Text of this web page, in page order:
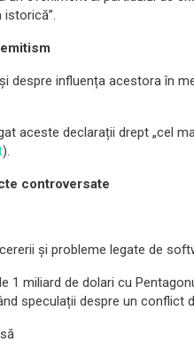
istorică”.
despre influența acestora în
aceste declarații drept „cel
).
controversate
și probleme legate de
1 miliard de dolari cu
speculații despre un conflict